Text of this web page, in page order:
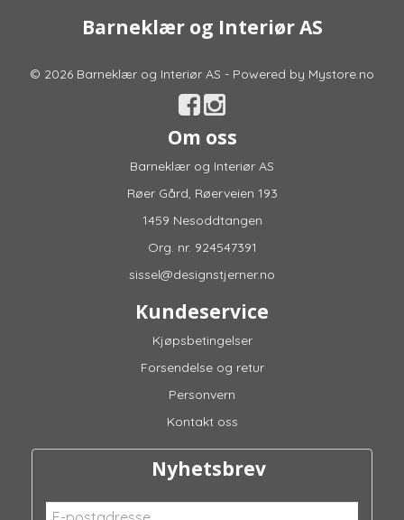
Barneklær og Interiør AS
© 2026 Barneklær og Interiør AS - Powered by Mystore.no
Om oss
Barneklær og Interiør AS
Røer Gård, Røerveien 193
1459 Nesoddtangen
Org. nr. 924547391
sissel@designstjerner.no
Kundeservice
Kjøpsbetingelser
Forsendelse og retur
Personvern
Kontakt oss
Nyhetsbrev